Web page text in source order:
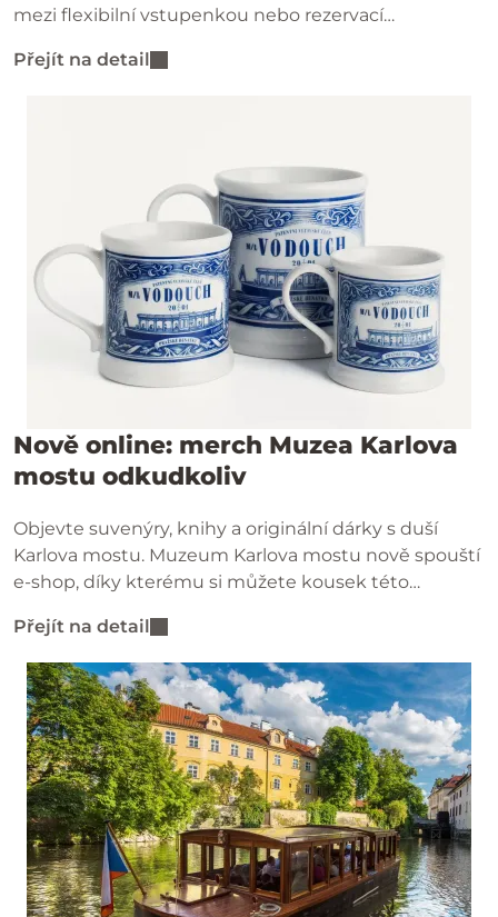
mezi flexibilní vstupenkou nebo rezervací
Přejít na detail
Nově online: merch Muzea Karlova
mostu odkudkoliv
Objevte suvenýry, knihy a originální dárky s duší
Karlova mostu. Muzeum Karlova mostu nově spouští
e-shop, díky kterému si můžete kousek této
jste kdekoliv.
Přejít na detail